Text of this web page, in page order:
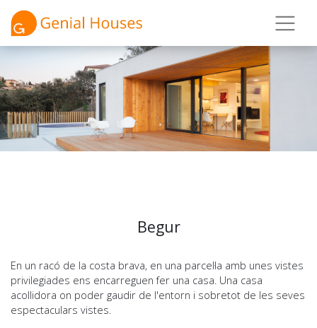
Begur
En un racó de la costa brava, en una parcel·la amb unes vistes
privilegiades ens encarreguen fer una casa. Una casa
acollidora on poder gaudir de l'entorn i sobretot de les seves
espectaculars vistes.